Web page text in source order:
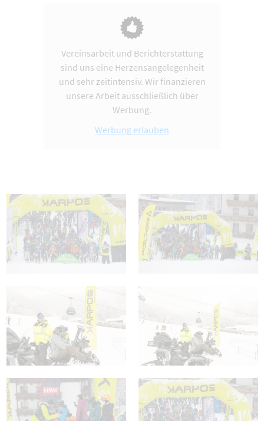
Vereinsarbeit und Berichterstattung
sind uns eine Herzensangelegenheit
und sehr zeitintensiv. Wir finanzieren
unsere Arbeit ausschließlich über
Werbung.
Werbung erlauben